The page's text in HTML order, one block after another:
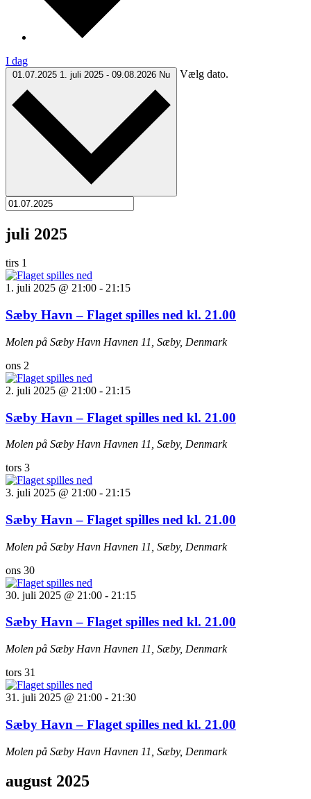
I dag
01.07.2025 1. juli 2025 - 09.08.2026 Nu Vælg dato.
juli 2025
tirs 1
1. juli 2025 @ 21:00 - 21:15
Sæby Havn – Flaget spilles ned kl. 21.00
Molen på Sæby Havn Havnen 11, Sæby, Denmark
ons 2
2. juli 2025 @ 21:00 - 21:15
Sæby Havn – Flaget spilles ned kl. 21.00
Molen på Sæby Havn Havnen 11, Sæby, Denmark
tors 3
3. juli 2025 @ 21:00 - 21:15
Sæby Havn – Flaget spilles ned kl. 21.00
Molen på Sæby Havn Havnen 11, Sæby, Denmark
ons 30
30. juli 2025 @ 21:00 - 21:15
Sæby Havn – Flaget spilles ned kl. 21.00
Molen på Sæby Havn Havnen 11, Sæby, Denmark
tors 31
31. juli 2025 @ 21:00 - 21:30
Sæby Havn – Flaget spilles ned kl. 21.00
Molen på Sæby Havn Havnen 11, Sæby, Denmark
august 2025